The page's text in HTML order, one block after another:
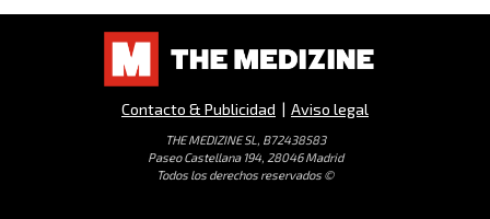
Contacto & Publicidad | Aviso legal
THE MEDIZINE SL, B72438583
Paseo Castellana 194, 28046 Madrid
Todos los derechos reservados ©